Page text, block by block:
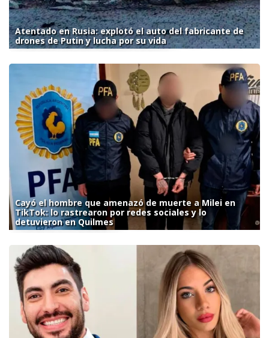
Atentado en Rusia: explotó el auto del fabricante de
drones de Putin y lucha por su vida
Cayó el hombre que amenazó de muerte a Milei en
TikTok: lo rastrearon por redes sociales y lo
detuvieron en Quilmes